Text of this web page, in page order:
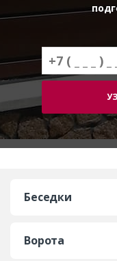
Беседки
Ворота